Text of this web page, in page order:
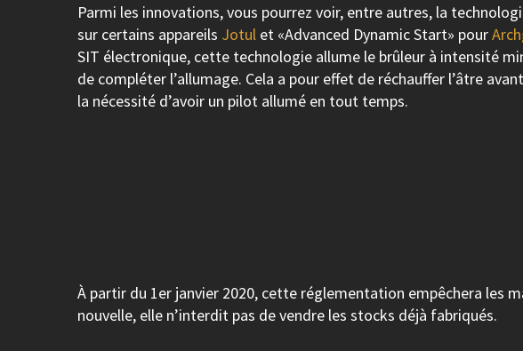
Parmi les innovations, vous pourrez voir, entre autres, la
sur certains appareils Jotul et «Advanced Dynamic Start» pour
SIT électronique, cette technologie allume le brûleur à intensité
de compléter l’allumage. Cela a pour effet de réchauffer l’âtre
la nécessité d’avoir un pilot allumé en tout temps.
À partir du 1er janvier 2020, cette réglementation empêchera les
nouvelle, elle n’interdit pas de vendre les stocks déjà fabriqués.